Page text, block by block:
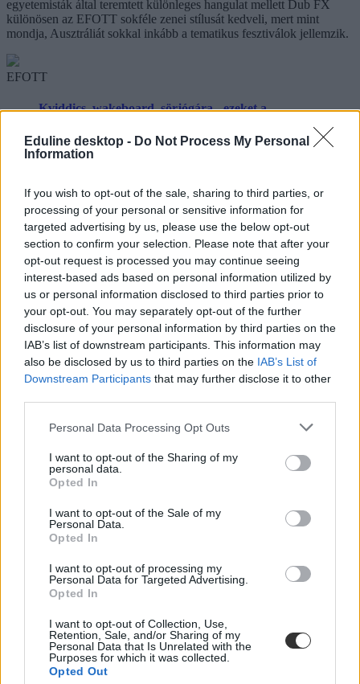
Eduline desktop - Do Not Process My Personal
Information
If you wish to opt-out of the sale, sharing to third parties, or
processing of your personal or sensitive information for
targeted advertising by us, please use the below opt-out
section to confirm your selection. Please note that after your
opt-out request is processed you may continue seeing
interest-based ads based on personal information utilized by
us or personal information disclosed to third parties prior to
your opt-out. You may separately opt-out of the further
disclosure of your personal information by third parties on the
IAB’s list of downstream participants. This information may
also be disclosed by us to third parties on the IAB’s List of
Downstream Participants that may further disclose it to other
Personal Data Processing Opt Outs
I want to opt-out of the Sharing of my
personal data.
Opted In
I want to opt-out of the Sale of my
Personal Data.
Opted In
I want to opt-out of processing my
Personal Data for Targeted Advertising.
Opted In
I want to opt-out of Collection, Use,
Retention, Sale, and/or Sharing of my
Personal Data that Is Unrelated with the
Purposes for which it was collected.
Opted Out
egyetemisták által teremtett különleges hangulat mellett Dub FX
különösen az EFOTT sokféle zenei stílusát kedveli, mert mint
mondja, Ausztráliát sokkal inkább a tematikus fesztiválok jellemzik.
EFOTT
Kviddics, wakeboard, sörjógára - ezeket a
Nem véletlen, hogy az EFOTT-ot tartják a
tevékenységet lehet űzni, vagy éppen az új
sportőrületeket kipróbálni. Itt a reggelek ébresztő
tornával indulnak! Vizi és vízparti mozgásformák
egyaránt megtalálhatók lesznek június 10-16. között,
Velencén.
fesztivál
efott fesztivál
kultúra
fesztiválok
Egyetemisták és Főiskolások Országos Turisztikai Találkozója
EFOTT 2018
EFOTT 2018 fellépők
Mikor pihenhettek még 2026-ban? Itt van az összes
Még három hosszabb pihenő vár rátok idén: mutatjuk a dátumokat.
Campus life
Kovács Dóri
Lannert Judit: Rugalmasabb napkezdés, hosszabb
szünetek és több mozgás jöhet az alsó tagozatokban